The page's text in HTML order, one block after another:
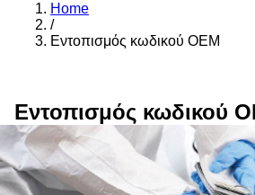
Home
/
Εντοπισμός κωδικού OEM
Εντοπισμός κωδικού